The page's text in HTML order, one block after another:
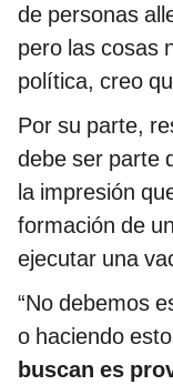
de personas
pero las cosas
política, creo
Por su parte,
debe ser parte
la impresión
formación de un
ejecutar una
“No debemos
o haciendo
buscan es